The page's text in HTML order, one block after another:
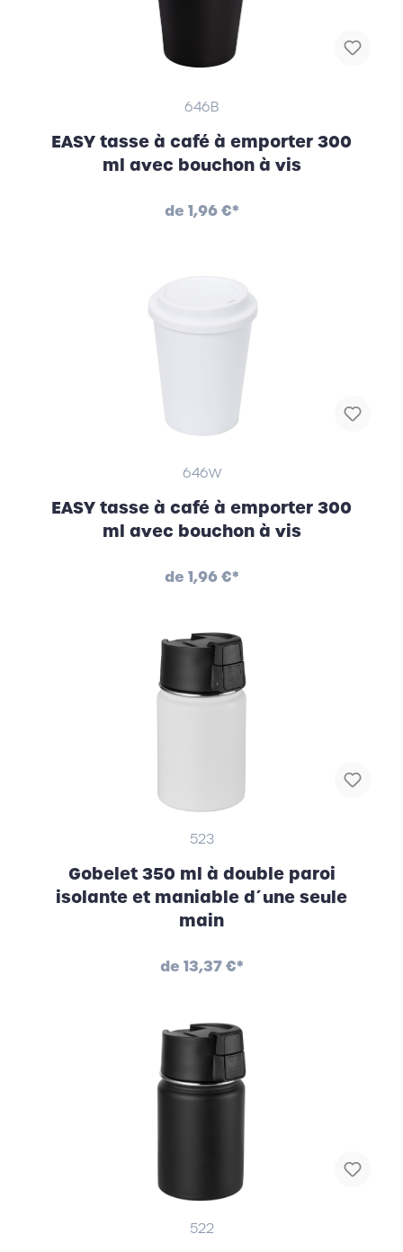
646B
EASY tasse à café à emporter 300
ml avec bouchon à vis
de 1,96 €*
646W
EASY tasse à café à emporter 300
ml avec bouchon à vis
de 1,96 €*
523
Gobelet 350 ml à double paroi
isolante et maniable d´une seule
main
de 13,37 €*
522